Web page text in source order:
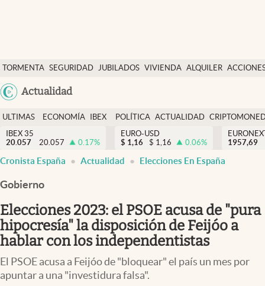
TORMENTA SEGURIDAD JUBILADOS VIVIENDA ALQUILER
USA
Colombia
Actualidad
Economía y finanzas
Política
Actualidad
Criptomonedas
España
ULTIMAS
NOTICIAS
ECONOMÍA
FINANZAS
IBEX
EURO
POLÍTICA ACTUALIDAD
IBEX 35
20.057
20.057 0.17%
EURO-USD
$ 1,16 $ 1,16 0.06%
1957,69
Cronista España Actualidad Elecciones En España
Gobierno
Elecciones 2023: el PSOE acusa de "pura
hipocresía" la disposición de Feijóo a
hablar con los independentistas
El PSOE acusa a Feijóo de "bloquear" el país un mes por
apuntar a una "investidura falsa".